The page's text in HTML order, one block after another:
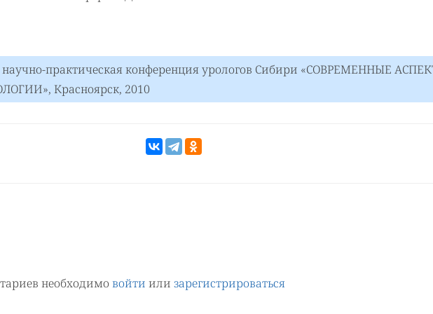
практическая конференция урологов Сибири «СОВРЕМЕННЫЕ
Красноярск, 2010
необходимо войти или зарегистрироваться